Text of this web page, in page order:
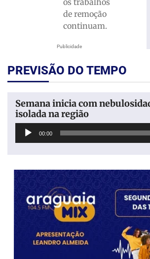
Publicidade
os trabalhos
de remoção
continuam.
PREVISÃO DO TEMPO
Semana inicia com
isolada na região
Tocador
00:00